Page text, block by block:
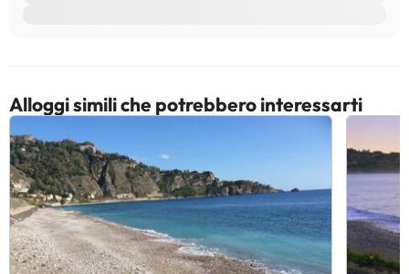
Alloggi simili che potrebbero interessarti